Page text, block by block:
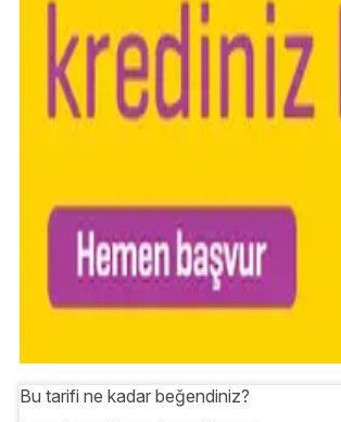
Bu tarifi ne kadar beğendiniz?